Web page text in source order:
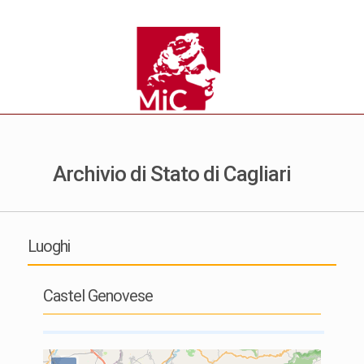
Archivio di Stato di Cagliari
Luoghi
Castel Genovese